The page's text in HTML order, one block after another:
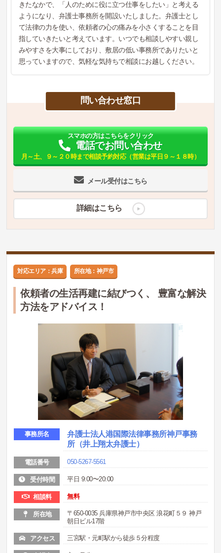
きたなかで、「人のために役に立つ仕事をしたい」と考える
ようになり、弁護士事務所を開設いたしました。弁護士とし
て法律の力を使い、依頼者の心の痛みを小さくすることを目
指していきたいと考えています。いつでも相談しやすい親し
みやすさを大事にしており、敷居の低い事務所でありたいと
思っていますので、気軽な気持ちで相談にお越しください。
問い合わせ窓口
メール受付はこちら
スマホの方はこちらをクリック
電話でお問い合わせ
月～土、９～２０時まで相談予約対応（営業は平日９～１８時）
詳細はこちら
対応エリア：兵庫 所在地：神戸市
依頼者の生活再建に結びつく、 豊富な解決
方法をアドバイス！
事務所名
弁護士法人港国際法律事務所神戸事務
所（井上翔太弁護士）
電話番号 050-5267-5561
受付時間 平日 9:00〜20:00
相談料 無料
所在地
〒650-0035 兵庫県神戸市中央区 浪花町５９ 神戸
朝日ビル17階
アクセス 三宮駅・元町駅から徒歩５分程度